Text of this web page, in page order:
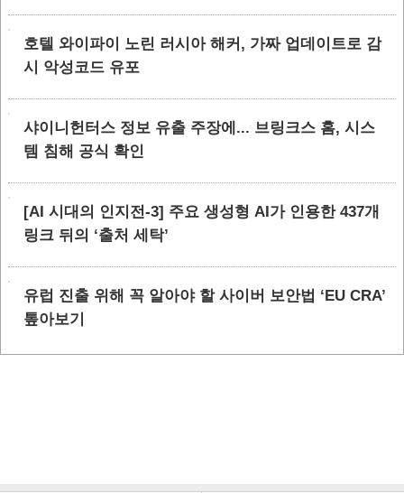
호텔 와이파이 노린 러시아 해커, 가짜 업데이트로 감
시 악성코드 유포
샤이니헌터스 정보 유출 주장에... 브링크스 홈, 시스
템 침해 공식 확인
[AI 시대의 인지전-3] 주요 생성형 AI가 인용한 437개
링크 뒤의 ‘출처 세탁’
유럽 진출 위해 꼭 알아야 할 사이버 보안법 ‘EU CRA’
톺아보기